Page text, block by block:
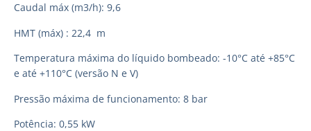
Caudal máx (m3/h): 9,6
HMT (máx) : 22,4 m
Temperatura máxima do líquido bombeado: -10°C até +85°C
e até +110°C (versão N e V)
Pressão máxima de funcionamento: 8 bar
Potência: 0,55 kW